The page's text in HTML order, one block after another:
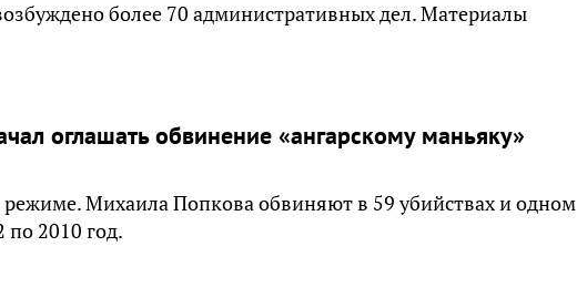
более 70 административных дел. Материалы
оглашать обвинение «ангарскому маньяку»
Михаила Попкова обвиняют в 59 убийствах и одном
2010 год.